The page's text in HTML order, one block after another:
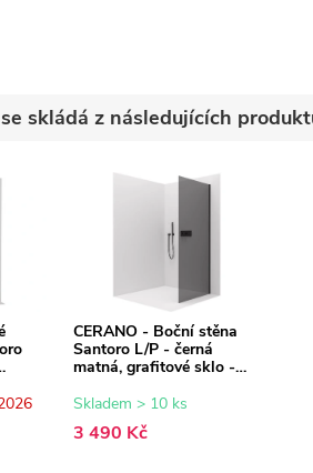
skládá z následujících
-
CERANO - Boční stěna
Santoro L/P - černá
matná, grafitové sklo -
Skladem > 10 ks
3 490 Kč